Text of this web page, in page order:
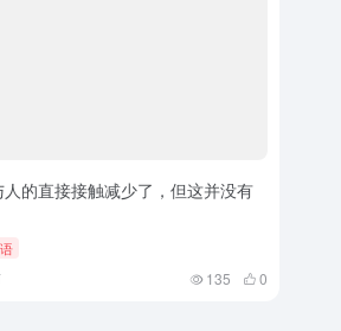
人的直接接触减少了，但这并没有
135 0